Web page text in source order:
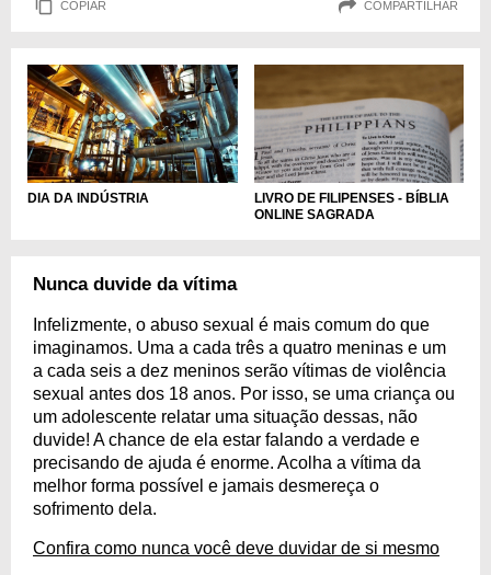
COPIAR COMPARTILHAR
DIA DA INDÚSTRIA
LIVRO DE FILIPENSES - BÍBLIA
ONLINE SAGRADA
Nunca duvide da vítima
Infelizmente, o abuso sexual é mais comum do que
imaginamos. Uma a cada três a quatro meninas e um
a cada seis a dez meninos serão vítimas de violência
sexual antes dos 18 anos. Por isso, se uma criança ou
um adolescente relatar uma situação dessas, não
duvide! A chance de ela estar falando a verdade e
precisando de ajuda é enorme. Acolha a vítima da
melhor forma possível e jamais desmereça o
sofrimento dela.
Confira como nunca você deve duvidar de si mesmo